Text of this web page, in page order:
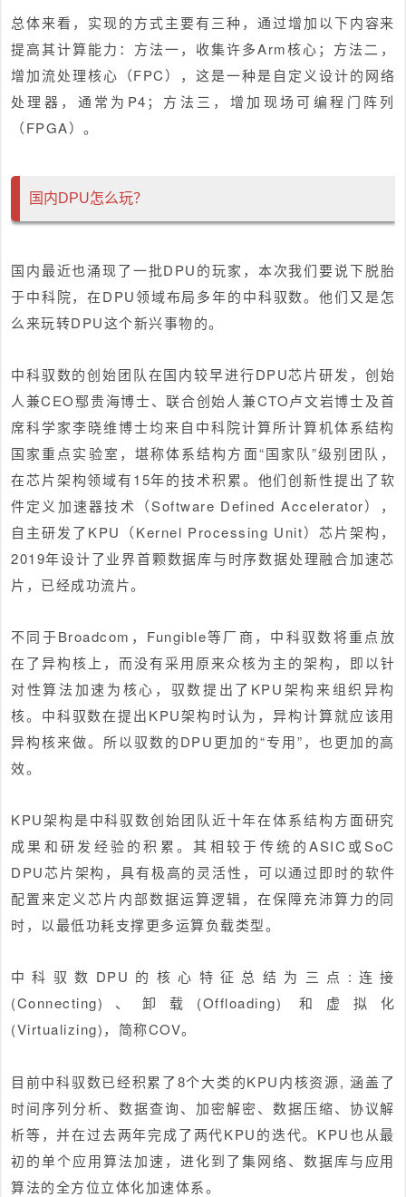
总体来看，实现的方式主要有三种，通过增加以下内容来
提高其计算能力：方法一，收集许多Arm核心；方法二，
增加流处理核心（FPC），这是一种是自定义设计的网络
处理器，通常为P4；方法三，增加现场可编程门阵列
（FPGA）。
国内DPU怎么玩？
国内最近也涌现了一批DPU的玩家，本次我们要说下脱胎
于中科院，在DPU领域布局多年的中科驭数。他们又是怎
么来玩转DPU这个新兴事物的。
中科驭数的创始团队在国内较早进行DPU芯片研发，创始
人兼CEO鄢贵海博士、联合创始人兼CTO卢文岩博士及首
席科学家李晓维博士均来自中科院计算所计算机体系结构
国家重点实验室，堪称体系结构方面“国家队”级别团队，
在芯片架构领域有15年的技术积累。他们创新性提出了软
件定义加速器技术（Software Defined Accelerator），
自主研发了KPU（Kernel Processing Unit）芯片架构，
2019年设计了业界首颗数据库与时序数据处理融合加速芯
片，已经成功流片。
不同于Broadcom，Fungible等厂商， 中科驭数将重点放
在了异构核上，而没有采用原来众核为主的架构 ，即以针
对性算法加速为核心，驭数提出了KPU架构来组织异构
核。中科驭数在提出KPU架构时认为，异构计算就应该用
异构核来做。所以驭数的DPU更加的“专用”，也更加的高
效。
KPU架构是中科驭数创始团队近十年在体系结构方面研究
成果和研发经验的积累。其相较于传统的ASIC或SoC
DPU芯片架构，具有极高的灵活性，可以通过即时的软件
配置来定义芯片内部数据运算逻辑，在保障充沛算力的同
时，以最低功耗支撑更多运算负载类型。
中科驭数DPU的核心特征总结为三点:连接
(Connecting)、卸载(Offloading) 和虚拟化
(Virtualizing)，简称COV。
目前中科驭数已经积累了8个大类的KPU内核资源, 涵盖了
时间序列分析、数据查询、加密解密、数据压缩、协议解
析等，并在过去两年完成了两代KPU的迭代。KPU也从最
初的单个应用算法加速，进化到了集网络、数据库与应用
算法的全方位立体化加速体系。